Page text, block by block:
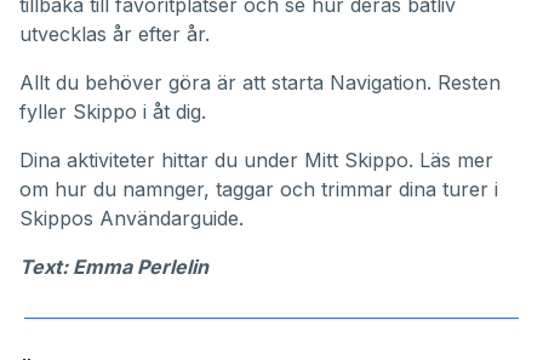
tillbaka till favoritplatser och se hur deras båtliv
utvecklas år efter år.
Allt du behöver göra är att starta Navigation. Resten
fyller Skippo i åt dig.
Dina aktiviteter hittar du under Mitt Skippo. Läs mer
om hur du namnger, taggar och trimmar dina turer i
Skippos Användarguide.
Text: Emma Perlelin